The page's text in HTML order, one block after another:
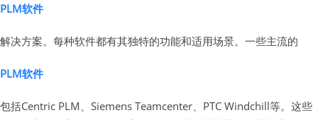
PLM软件
解决方案。每种软件都有其独特的功能和适用场景。一些主流的
PLM软件
包括Centric PLM、Siemens Teamcenter、PTC Windchill等。这些